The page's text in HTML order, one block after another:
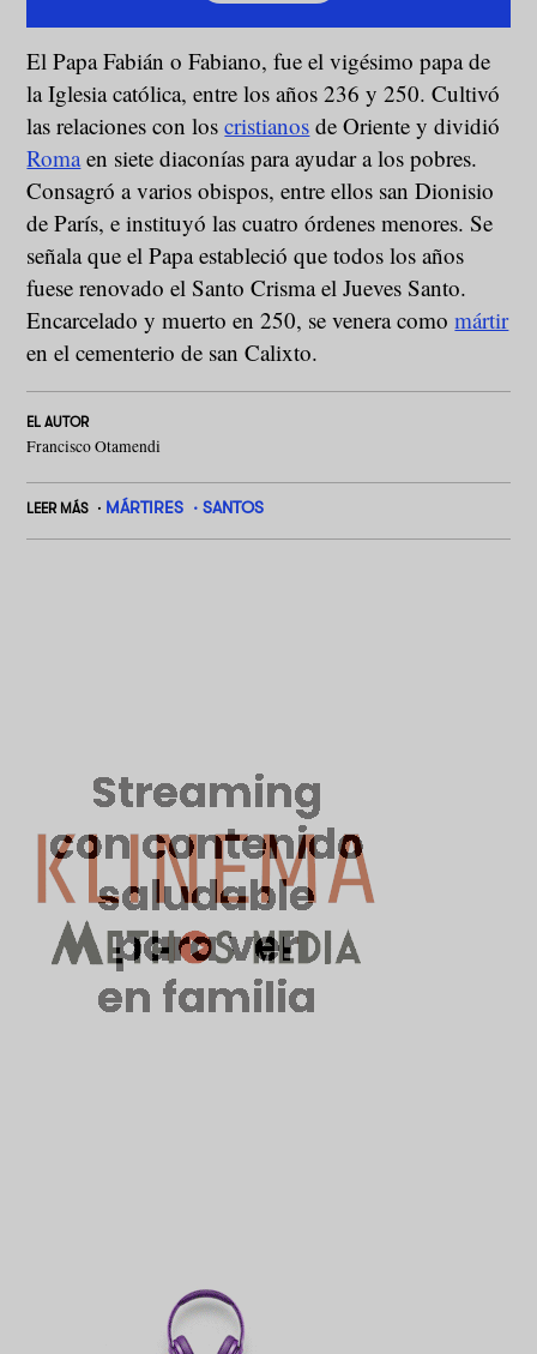
El Papa Fabián o Fabiano, fue el vigésimo papa de
la Iglesia católica, entre los años 236 y 250. Cultivó
las relaciones con loscristianos de Oriente y dividió
Romaen siete diaconías para ayudar a los pobres.
Consagró a varios obispos, entre ellos san Dionisio
de París, e instituyó las cuatro órdenes menores. Se
señala que el Papa estableció que todos los años
fuese renovado el Santo Crisma el Jueves Santo.
Encarcelado y muerto en 250, se venera comomártir
en el cementerio de san Calixto.
EL AUTOR
Francisco Otamendi
LEER MÁS MÁRTIRES SANTOS